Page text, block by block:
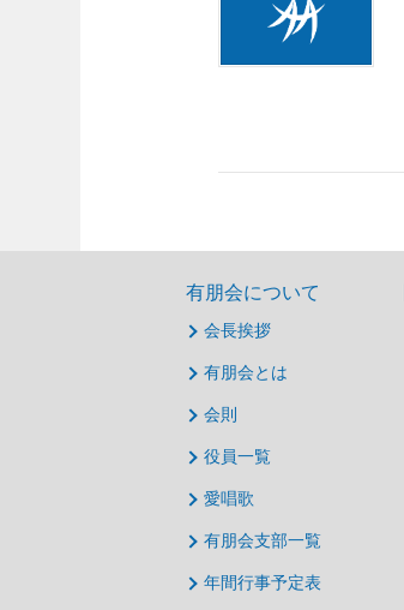
有朋会について
会長挨拶
有朋会とは
会則
役員一覧
愛唱歌
有朋会支部一覧
年間行事予定表